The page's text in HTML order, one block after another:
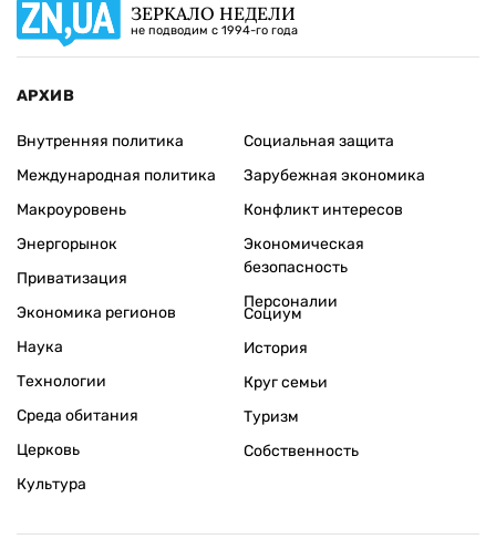
ЗЕРКАЛО НЕДЕЛИ
не подводим с 1994-го года
АРХИВ
Внутренняя политика
Международная политика
Макроуровень
Энергорынок
Приватизация
Экономика регионов
Социальная защита
Зарубежная экономика
Конфликт интересов
Экономическая
безопасность
Персоналии
Наука
Технологии
Среда обитания
Церковь
Культура
Социум
История
Круг семьи
Туризм
Собственность